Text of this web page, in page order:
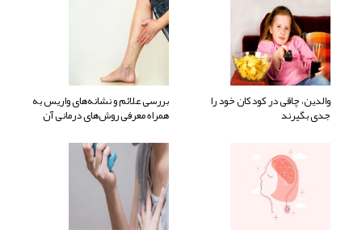
والدین، چاقی در کودکان خود را
جدی بگیرند
بررسی علائم و نشانه‌های واریس به
همراه معرفی روش‌های درمانی آن